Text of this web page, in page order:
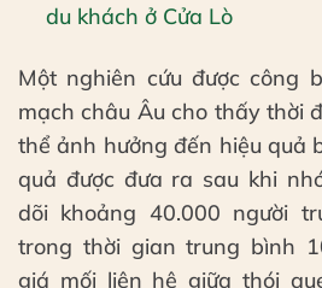
du khách ở Cửa Lò
Một nghiên cứu được công
mạch châu Âu cho thấy thời
thể ảnh hưởng đến hiệu quả
quả được đưa ra sau khi
dõi khoảng 40.000 người
trong thời gian trung bình
giá mối liên hệ giữa thói